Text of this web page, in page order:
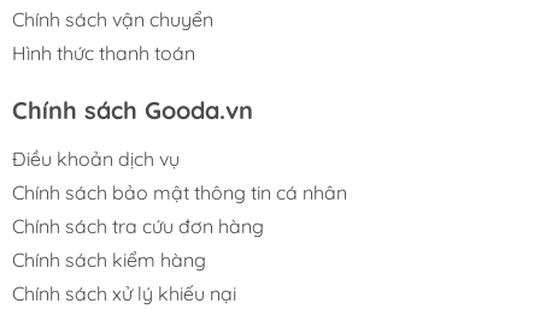
Chính sách vận chuyển
Hình thức thanh toán
Chính sách Gooda.vn
Điều khoản dịch vụ
Chính sách bảo mật thông tin cá nhân
Chính sách tra cứu đơn hàng
Chính sách kiểm hàng
Chính sách xử lý khiếu nại